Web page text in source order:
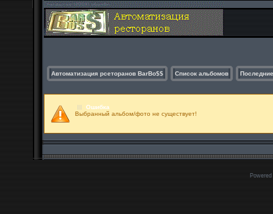
Автоматизация рсеторанов BarBo$$ Список альбомов
Ошибка
Выбранный альбом/фото не существует!